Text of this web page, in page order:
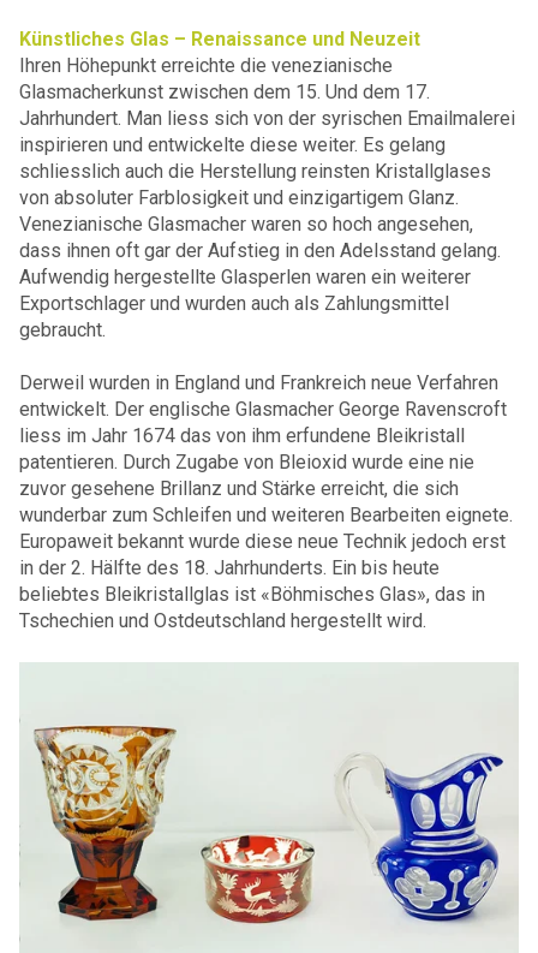
Künstliches Glas – Renaissance und Neuzeit
Ihren Höhepunkt erreichte die venezianische
Glasmacherkunst zwischen dem 15. Und dem 17.
Jahrhundert. Man liess sich von der syrischen Emailmalerei
inspirieren und entwickelte diese weiter. Es gelang
schliesslich auch die Herstellung reinsten Kristallglases
von absoluter Farblosigkeit und einzigartigem Glanz.
Venezianische Glasmacher waren so hoch angesehen,
dass ihnen oft gar der Aufstieg in den Adelsstand gelang.
Aufwendig hergestellte Glasperlen waren ein weiterer
Exportschlager und wurden auch als Zahlungsmittel
gebraucht.
Derweil wurden in England und Frankreich neue Verfahren
entwickelt. Der englische Glasmacher George Ravenscroft
liess im Jahr 1674 das von ihm erfundene Bleikristall
patentieren. Durch Zugabe von Bleioxid wurde eine nie
zuvor gesehene Brillanz und Stärke erreicht, die sich
wunderbar zum Schleifen und weiteren Bearbeiten eignete.
Europaweit bekannt wurde diese neue Technik jedoch erst
in der 2. Hälfte des 18. Jahrhunderts. Ein bis heute
beliebtes Bleikristallglas ist «Böhmisches Glas», das in
Tschechien und Ostdeutschland hergestellt wird.